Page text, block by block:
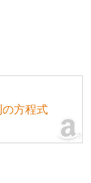
方程式